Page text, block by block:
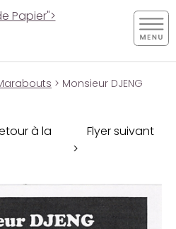
Papier">
> Monsieur DJENG
à la
Flyer suivant
>